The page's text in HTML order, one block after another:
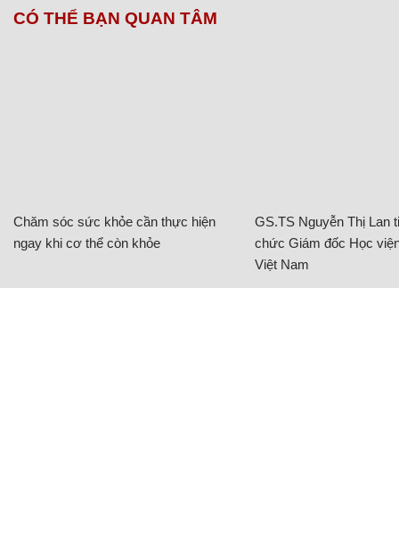
CÓ THỂ BẠN QUAN TÂM
Chăm sóc sức khỏe cần thực hiện
ngay khi cơ thể còn khỏe
GS.TS Nguyễn Thị Lan
chức Giám đốc Học
Việt Nam